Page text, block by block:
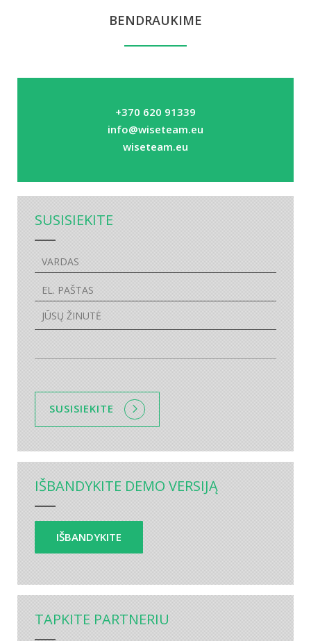
BENDRAUKIME
+370 620 91339
info@wiseteam.eu
wiseteam.eu
SUSISIEKITE
SUSISIEKITE
IŠBANDYKITE DEMO VERSIJĄ
IŠBANDYKITE
TAPKITE PARTNERIU